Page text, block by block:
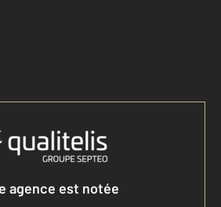
à mon compte
agence est notée